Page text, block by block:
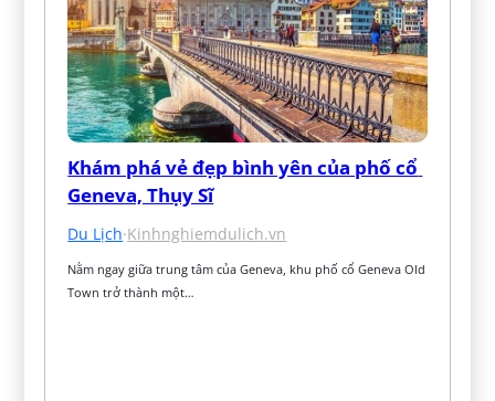
Khám phá vẻ đẹp bình yên của phố cổ
Geneva, Thụy Sĩ
Du Lịch·Kinhnghiemdulich.vn
Nằm ngay giữa trung tâm của Geneva, khu phố cổ Geneva Old
Town trở thành một…